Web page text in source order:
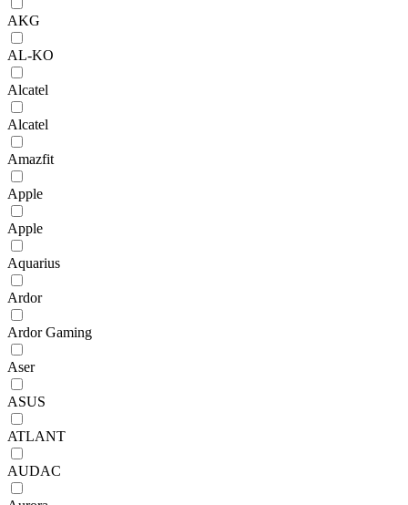
AKG
AL-KO
Alcatel
Alcatel
Amazfit
Apple
Apple
Aquarius
Ardor
Ardor Gaming
Aser
ASUS
ATLANT
AUDAC